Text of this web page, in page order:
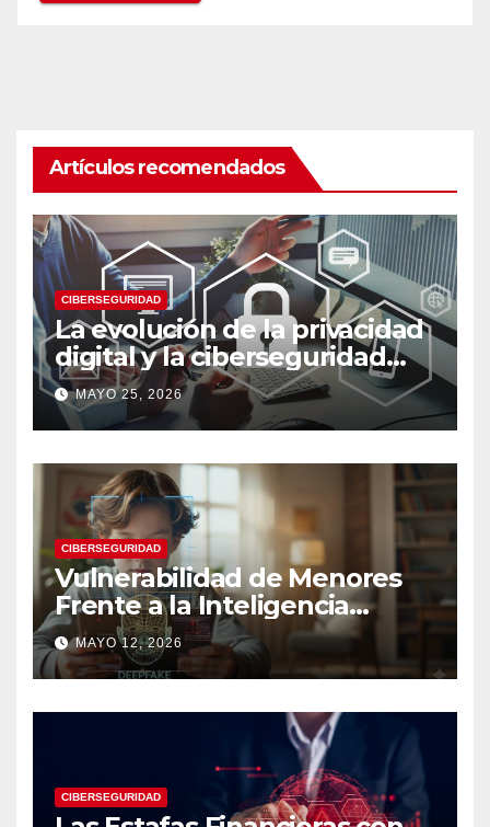
Artículos recomendados
CIBERSEGURIDAD
La evolución de la privacidad
digital y la ciberseguridad
moderna
MAYO 25, 2026
CIBERSEGURIDAD
Vulnerabilidad de Menores
Frente a la Inteligencia
Artificial: Riesgos Digitales,
Manipulación y Protección
Tecnológica
MAYO 12, 2026
CIBERSEGURIDAD